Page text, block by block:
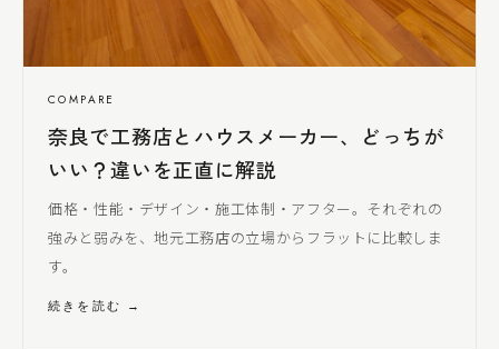
COMPARE
奈良で工務店とハウスメーカー、どっちが
いい？違いを正直に解説
価格・性能・デザイン・施工体制・アフター。それぞれの
強みと弱みを、地元工務店の立場からフラットに比較しま
す。
続きを読む →